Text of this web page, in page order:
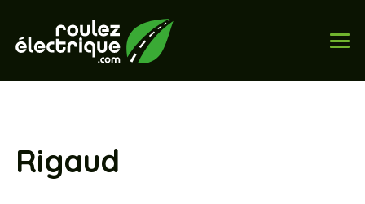
Rigaud